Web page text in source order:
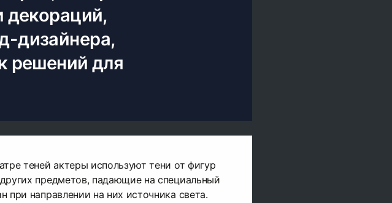
декораций,
дизайнера,
решений для
теней актеры используют тени от фигур
предметов, падающие на специальный
при направлении на них источника света.